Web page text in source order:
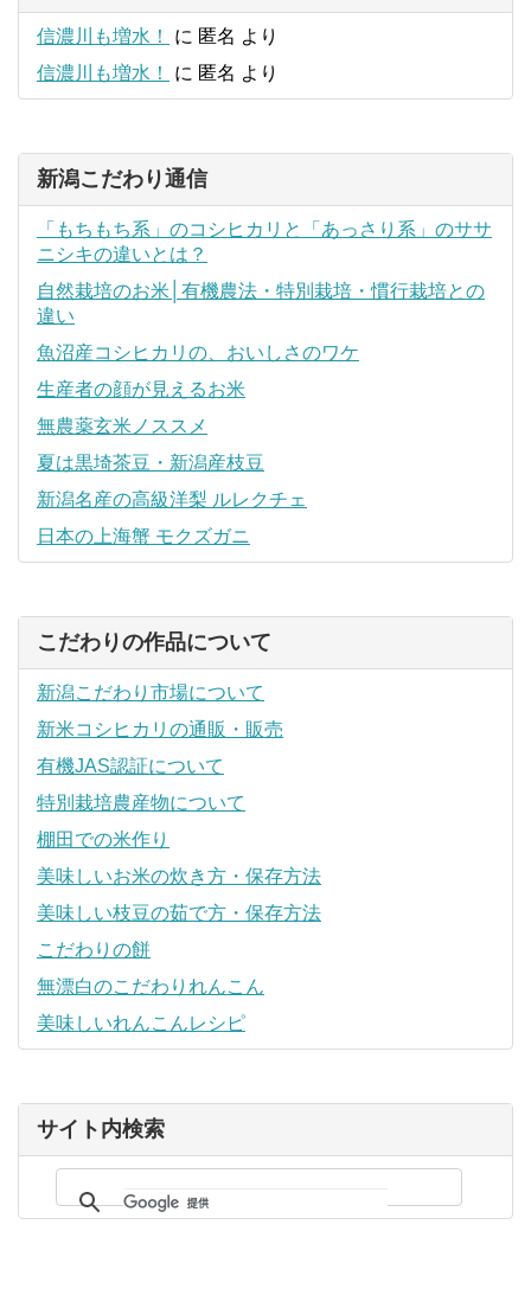
信濃川も増水！ に 匿名 より
信濃川も増水！
に 匿名 より
新潟こだわり通信
「もちもち系」のコシヒカリと「あっさり系」のササ
ニシキの違いとは？
自然栽培のお米│有機農法・特別栽培・慣行栽培との
違い
魚沼産コシヒカリの、おいしさのワケ
生産者の顔が見えるお米
無農薬玄米ノススメ
夏は黒埼茶豆・新潟産枝豆
新潟名産の高級洋梨 ルレクチェ
日本の上海蟹 モクズガニ
こだわりの作品について
新潟こだわり市場について
新米コシヒカリの通販・販売
有機JAS認証について
特別栽培農産物について
棚田での米作り
美味しいお米の炊き方・保存方法
美味しい枝豆の茹で方・保存方法
こだわりの餅
無漂白のこだわりれんこん
美味しいれんこんレシピ
サイト内検索